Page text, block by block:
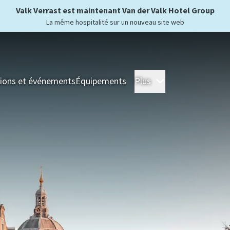
Valk Verrast est maintenant Van der Valk Hotel Group
La même hospitalité sur un nouveau site web
et événementsÉquipements Plus